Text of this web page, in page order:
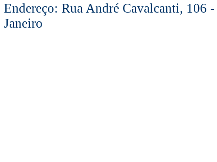
Endereço: Rua André Cavalcanti, 106
Janeiro